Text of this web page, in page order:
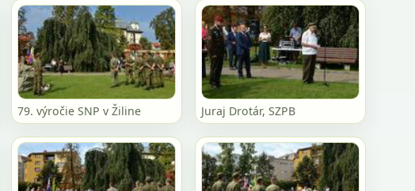
79. výročie SNP v Žiline Juraj Drotár, SZPB